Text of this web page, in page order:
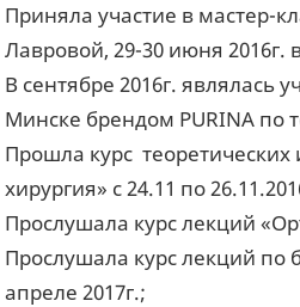
Приняла участие в мастер-
Лавровой, 29-30 июня 2016г.
В сентябре 2016г. являлась
Минске брендом PURINA по
Прошла курс теоретических
хирургия» с 24.11 по
Прослушала курс лекций
Прослушала курс лекций
апреле 2017г.;